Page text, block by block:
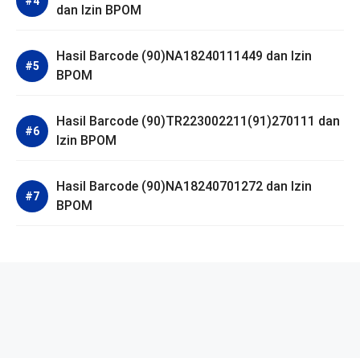
dan Izin BPOM
Hasil Barcode (90)NA18240111449 dan Izin
BPOM
Hasil Barcode (90)TR223002211(91)270111 dan
Izin BPOM
Hasil Barcode (90)NA18240701272 dan Izin
BPOM